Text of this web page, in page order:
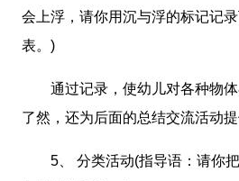
会上浮，请你用沉与浮的标记记
表。)
通过记录，使幼儿对各种物体
了然，还为后面的总结交流活动提
5、 分类活动(指导语：请你把